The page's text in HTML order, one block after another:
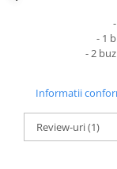
- 1
- 2
Informatii
Review-uri(1)